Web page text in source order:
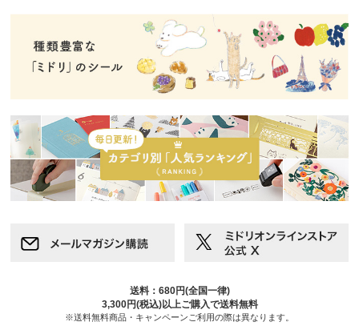
送料：680円(全国一律)
3,300円(税込)以上ご購入で送料無料
※送料無料商品・キャンペーンご利用の際は異なります。